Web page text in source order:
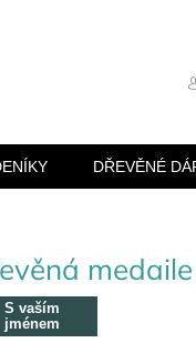
DŘEVĚNÉ
S vaším
jménem